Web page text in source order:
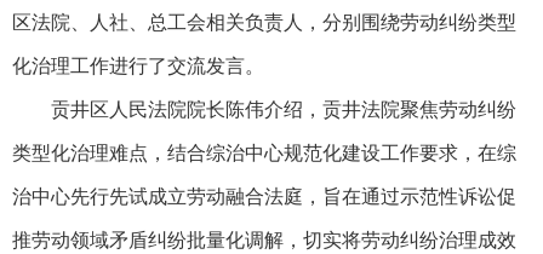
区法院、人社、总工会相关负责人，分别围绕劳动纠纷类型
化治理工作进行了交流发言。
贡井区人民法院院长陈伟介绍，贡井法院聚焦劳动纠纷
类型化治理难点，结合综治中心规范化建设工作要求，在综
治中心先行先试成立劳动融合法庭，旨在通过示范性诉讼促
推劳动领域矛盾纠纷批量化调解，切实将劳动纠纷治理成效